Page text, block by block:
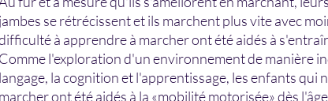
jambes se rétrécissent et ils marchent plus vite avec
à apprendre à marcher ont été aidés à
Comme l'exploration d'un environnement de manière
langage, la cognition et l'apprentissage, les enfants
marcher ont été aidés à la «mobilité motorisée» dès